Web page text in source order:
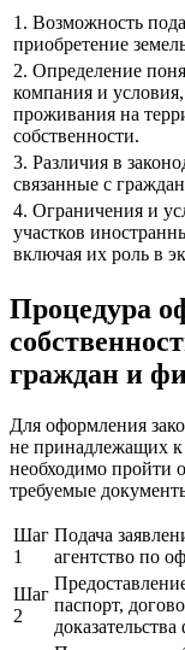
1. Возможность
приобретение
2. Определение
компания и
проживания на
собственности.
3. Различия в
связанные с
4. Ограничения и
участков
включая их роль в
Процедура
граждан и
Для оформления
не принадлежащих
необходимо пройти
требуемые
Шаг
1
Подача
агентство по
Шаг
2
паспорт,